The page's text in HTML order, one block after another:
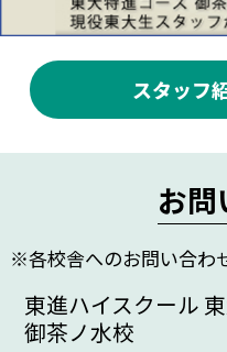
スタッフ
お問
※各校舎へのお問い合わ
東進ハイスクール
御茶ノ水校